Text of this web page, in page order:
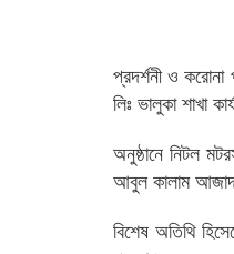
প্রদর্শনী ও
লিঃ ভালুকা শাখা
অনুষ্ঠানে নিটল
আবুল কালাম আজাদ।
বিশেষ অতিথি